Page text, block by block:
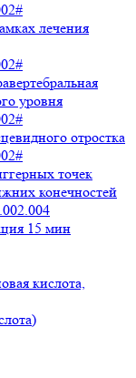
лечения
уровня
отростка
точек
конечностей
15 мин
кислота,